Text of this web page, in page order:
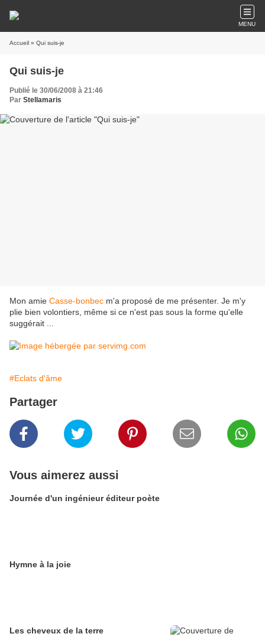
MENU
Accueil » Qui suis-je
Qui suis-je
Publié le 30/06/2008 à 21:46
Par Stellamaris
Mon amie Casse-bonbec m'a proposé de me présenter. Je m'y
plie bien volontiers, même si ce n'est pas sous la forme qu'elle
suggérait ...
#Eclats d'âme
Partager
Vous aimerez aussi
Journée d'un ingénieur éditeur poète
Hymne à la joie
Les cheveux de la terre